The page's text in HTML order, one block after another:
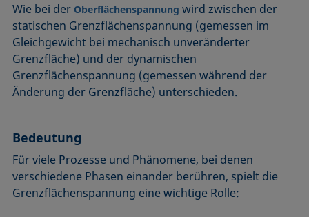
Wie bei der Oberflächenspannung wird zwischen der
statischen Grenzflächenspannung (gemessen im
Gleichgewicht bei mechanisch unveränderter
Grenzfläche) und der dynamischen
Grenzflächenspannung (gemessen während der
Änderung der Grenzfläche) unterschieden.
Bedeutung
Für viele Prozesse und Phänomene, bei denen
verschiedene Phasen einander berühren, spielt die
Grenzflächenspannung eine wichtige Rolle: